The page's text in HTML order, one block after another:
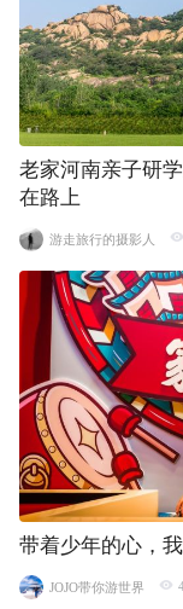
老家河南亲子研
在路上
游走旅行的摄影人
带着少年的心，
JOJO带你游世界